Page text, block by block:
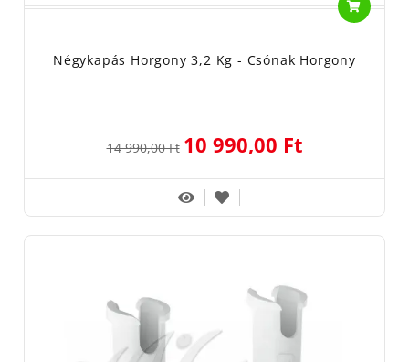
Négykapás Horgony 3,2 Kg - Csónak Horgony
14 990,00 Ft 10 990,00 Ft